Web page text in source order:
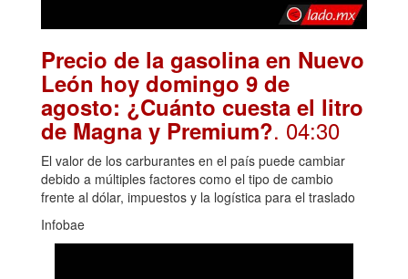
Precio de la gasolina en Nuevo
León hoy domingo 9 de
agosto: ¿Cuánto cuesta el litro
de Magna y Premium?. 04:30
El valor de los carburantes en el país puede cambiar
debido a múltiples factores como el tipo de cambio
frente al dólar, impuestos y la logística para el traslado
Infobae